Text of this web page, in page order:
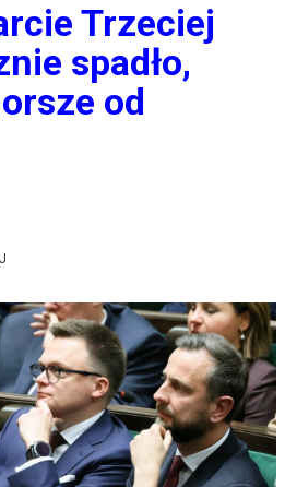
Trzeciej
spadło,
od